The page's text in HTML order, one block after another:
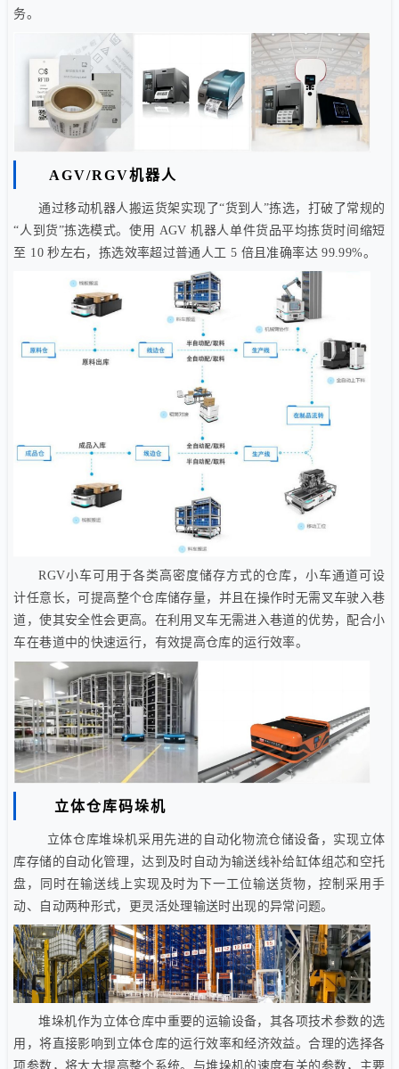
务。
AGV/RGV机器人
通过移动机器人搬运货架实现了“货到人”拣选，打破了常规的
“人到货”拣选模式。使用 AGV 机器人单件货品平均拣货时间缩短
至 10 秒左右，拣选效率超过普通人工 5 倍且准确率达 99.99%。
RGV小车可用于各类高密度储存方式的仓库，小车通道可设
计任意长，可提高整个仓库储存量，并且在操作时无需叉车驶入巷
道，使其安全性会更高。在利用叉车无需进入巷道的优势，配合小
车在巷道中的快速运行，有效提高仓库的运行效率。
立体仓库码垛机
立体仓库堆垛机采用先进的自动化物流仓储设备，实现立体
库存储的自动化管理，达到及时自动为输送线补给缸体组芯和空托
盘，同时在输送线上实现及时为下一工位输送货物，控制采用手
动、自动两种形式，更灵活处理输送时出现的异常问题。
堆垛机作为立体仓库中重要的运输设备，其各项技术参数的选
用，将直接影响到立体仓库的运行效率和经济效益。合理的选择各
项参数，将大大提高整个系统。与堆垛机的速度有关的参数，主要